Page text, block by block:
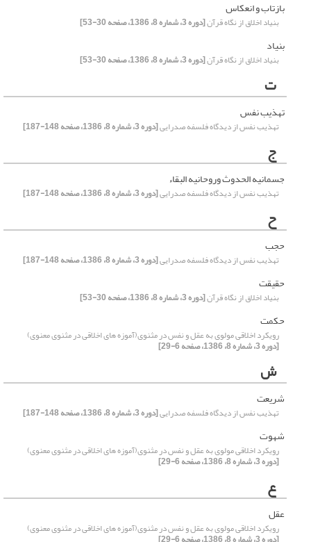
بازتاب و انعکاس
بنیاد اخلاق از نگاه قرآن‏[دوره 3، شماره 8، 1386، صفحه 30-53]
بنیاد
بنیاد اخلاق از نگاه قرآن‏[دوره 3، شماره 8، 1386، صفحه 30-53]
ت
تهذیب نفس
تهذیب نفس از دیدگاه فلسفه صدرایی[دوره 3، شماره 8، 1386، صفحه 148-187]
ج
جسمانیه الحدوث وروحانیه البقاء
تهذیب نفس از دیدگاه فلسفه صدرایی[دوره 3، شماره 8، 1386، صفحه 148-187]
ح
حجب
تهذیب نفس از دیدگاه فلسفه صدرایی[دوره 3، شماره 8، 1386، صفحه 148-187]
حقیقت
بنیاد اخلاق از نگاه قرآن‏[دوره 3، شماره 8، 1386، صفحه 30-53]
حکمت
رویکرد اخلاقی مولوی به عقل و نفس در مثنوی(آموزه های اخلاقی در مثنوی معنوی)
[دوره 3، شماره 8، 1386، صفحه 6-29]
ش
شریعت
تهذیب نفس از دیدگاه فلسفه صدرایی[دوره 3، شماره 8، 1386، صفحه 148-187]
شهوت
رویکرد اخلاقی مولوی به عقل و نفس در مثنوی(آموزه های اخلاقی در مثنوی معنوی)
[دوره 3، شماره 8، 1386، صفحه 6-29]
ع
عقل
رویکرد اخلاقی مولوی به عقل و نفس در مثنوی(آموزه های اخلاقی در مثنوی معنوی)